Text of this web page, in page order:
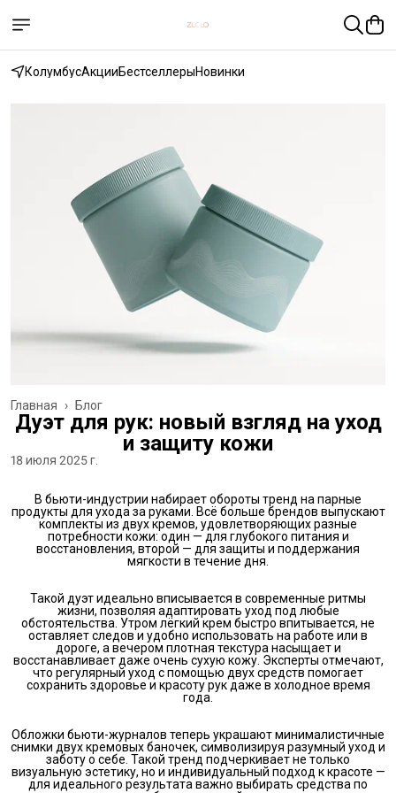
КолумбусАкцииБестселлерыНовинки
Блог
Главная ›
Дуэт для рук: новый взгляд на уход
и защиту кожи
18 июля 2025 г.
В бьюти-индустрии набирает обороты тренд на парные
продукты для ухода за руками. Всё больше брендов выпускают
комплекты из двух кремов, удовлетворяющих разные
потребности кожи: один — для глубокого питания и
восстановления, второй — для защиты и поддержания
мягкости в течение дня.
Такой дуэт идеально вписывается в современные ритмы
жизни, позволяя адаптировать уход под любые
обстоятельства. Утром лёгкий крем быстро впитывается, не
оставляет следов и удобно использовать на работе или в
дороге, а вечером плотная текстура насыщает и
восстанавливает даже очень сухую кожу. Эксперты отмечают,
что регулярный уход с помощью двух средств помогает
сохранить здоровье и красоту рук даже в холодное время
года.
Обложки бьюти-журналов теперь украшают минималистичные
снимки двух кремовых баночек, символизируя разумный уход и
заботу о себе. Такой тренд подчеркивает не только
визуальную эстетику, но и индивидуальный подход к красоте —
для идеального результата важно выбирать средства по